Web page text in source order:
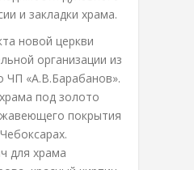
и закладки храма.
новой церкви
организации из
ЧП «А.В.Барабанов».
под золото
покрытия
для храма